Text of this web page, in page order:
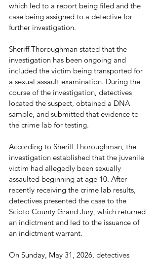
which led to a report being filed and the
case being assigned to a detective for
further investigation.
Sheriff Thoroughman stated that the
investigation has been ongoing and
included the victim being transported for
a sexual assault examination. During the
course of the investigation, detectives
located the suspect, obtained a DNA
sample, and submitted that evidence to
the crime lab for testing.
According to Sheriff Thoroughman, the
investigation established that the juvenile
victim had allegedly been sexually
assaulted beginning at age 10. After
recently receiving the crime lab results,
detectives presented the case to the
Scioto County Grand Jury, which returned
an indictment and led to the issuance of
an indictment warrant.
On Sunday, May 31, 2026, detectives